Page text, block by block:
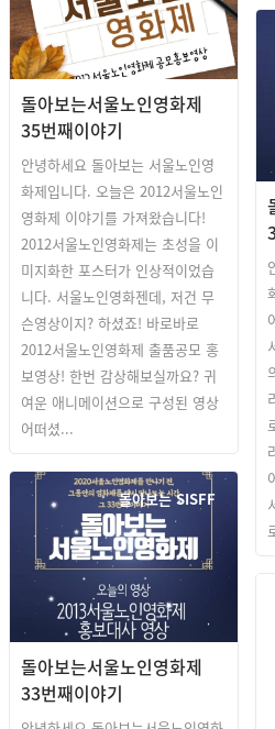
돌아보는서울노인영화제
35번째이야기
안녕하세요 돌아보는 서울노인영
화제입니다. 오늘은 2012서울노인
영화제 이야기를 가져왔습니다!
2012서울노인영화제는 초성을 이
미지화한 포스터가 인상적이었습
니다. 서울노인영화젠데, 저건 무
슨영상이지? 하셨죠! 바로바로
2012서울노인영화제 출품공모 홍
보영상! 한번 감상해보실까요? 귀
여운 애니메이션으로 구성된 영상
어떠셨...
돌아보는 SISFF
돌아보는서울노인영화제
33번째이야기